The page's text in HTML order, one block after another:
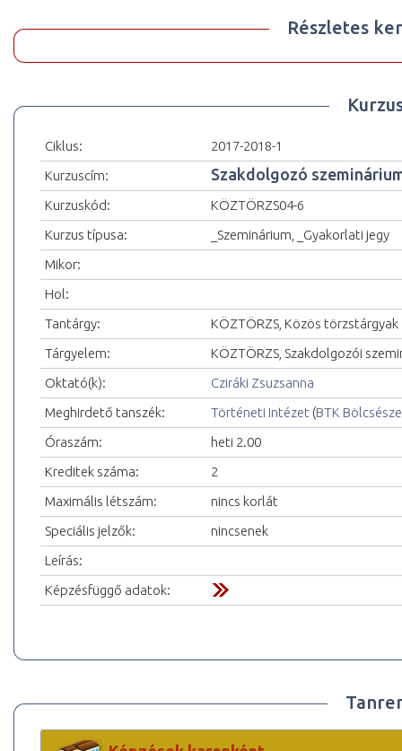
Részletes
Ciklus:
2017-2018-1
Kurzuscím:
Szakdolgozó
Kurzuskód:
KÖZTÖRZS04-6
Kurzus típusa:
_Szeminárium, _Gyakorlati jegy
Mikor:
Hol:
Tantárgy:
KÖZTÖRZS, Közös törzstárgyak
Tárgyelem:
KÖZTÖRZS, Szakdolgozói
Oktató(k):
Cziráki Zsuzsanna
Meghirdető tanszék:
Történeti Intézet (BTK
Óraszám:
heti 2.00
Kreditek száma:
2
Maximális létszám:
nincs korlát
Speciális jelzők:
nincsenek
Leírás:
Képzésfüggő adatok: